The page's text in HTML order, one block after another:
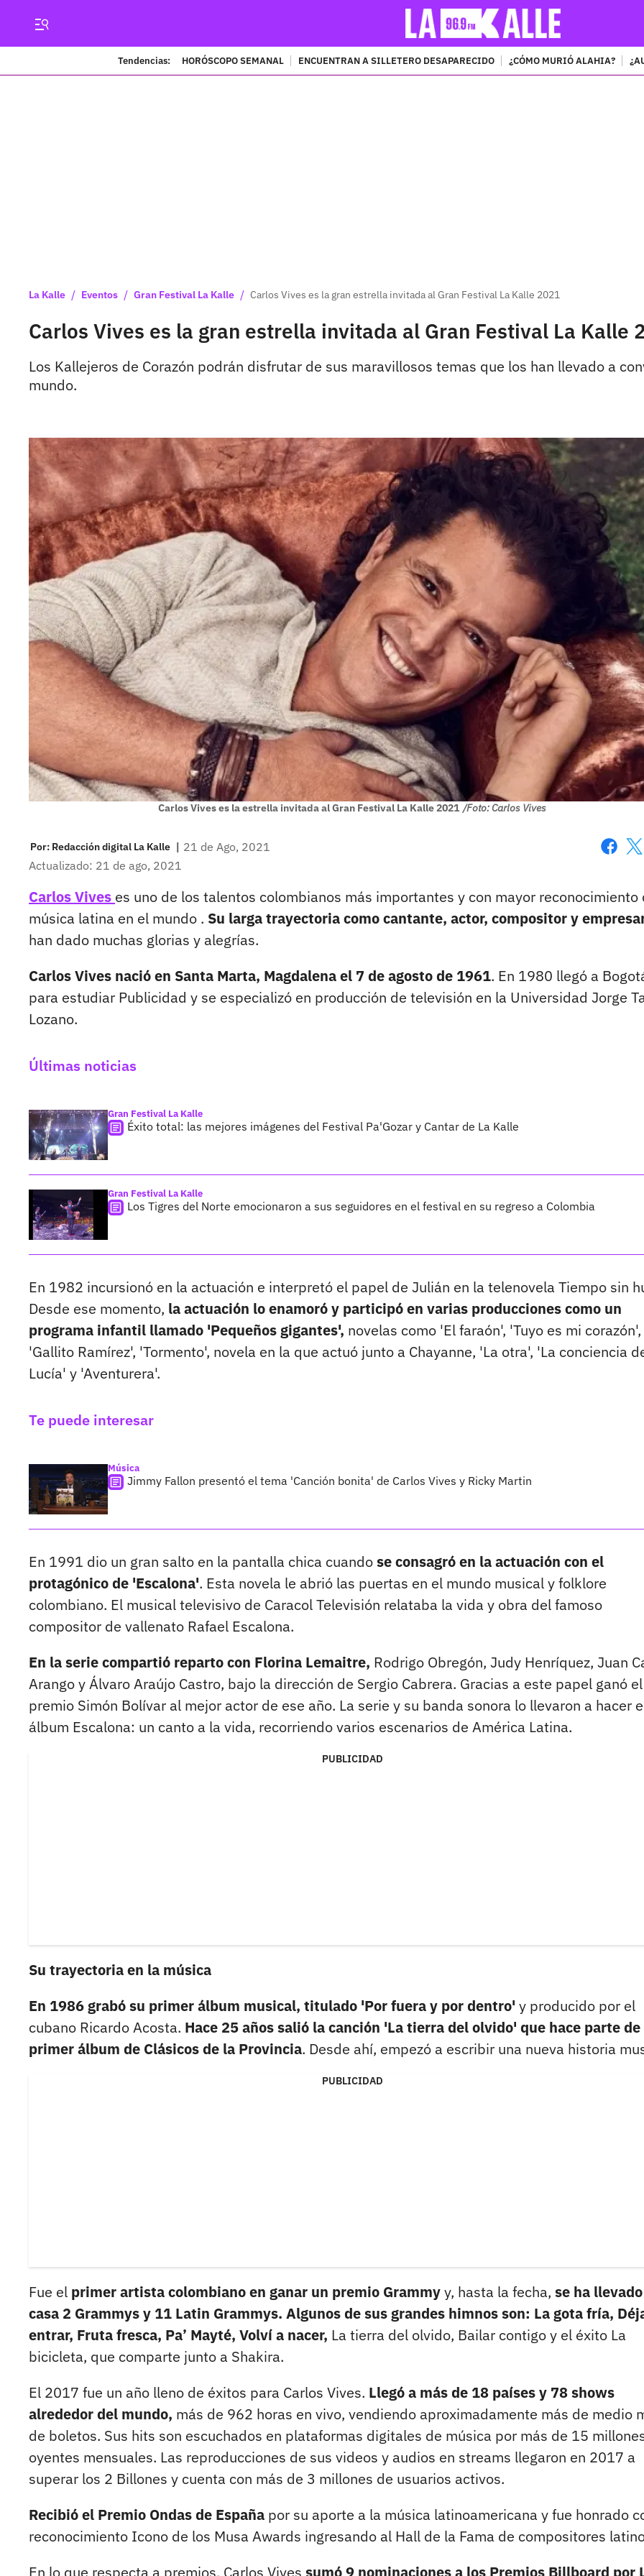
Tendencias: HORÓSCOPO SEMANAL ENCUENTRAN A SILLETERO DESAPARECIDO ¿CÓMO MURIÓ ALAHIA?
La Kalle / Eventos / Gran Festival La Kalle / Carlos Vives es la gran estrella invitada al Gran Festival La Kalle 2021
Carlos Vives es la gran estrella invitada al Gran Festival La Kalle
Los Kallejeros de Corazón podrán disfrutar de sus maravillosos temas que los han llevado a
mundo.
Carlos Vives es la estrella invitada al Gran Festival La Kalle 2021 /Foto: Carlos Vives
Por: Redacción digital La Kalle | 21 de Ago, 2021
Actualizado: 21 de ago, 2021
Carlos Vives es uno de los talentos colombianos más importantes y con mayor reconocimiento
música latina en el mundo . Su larga trayectoria como cantante, actor, compositor y
han dado muchas glorias y alegrías.
Carlos Vives nació en Santa Marta, Magdalena el 7 de agosto de 1961. En 1980 llegó a
para estudiar Publicidad y se especializó en producción de televisión en la Universidad Jorge
Lozano.
Últimas noticias
Gran Festival La Kalle
Éxito total: las mejores imágenes del Festival Pa'Gozar y Cantar de La Kalle
Gran Festival La Kalle
Los Tigres del Norte emocionaron a sus seguidores en el festival en su regreso a Colombia
En 1982 incursionó en la actuación e interpretó el papel de Julián en la telenovela Tiempo sin
Desde ese momento, la actuación lo enamoró y participó en varias producciones como un
programa infantil llamado 'Pequeños gigantes', novelas como 'El faraón', 'Tuyo es mi corazón',
'Gallito Ramírez', 'Tormento', novela en la que actuó junto a Chayanne, 'La otra', 'La conciencia
Lucía' y 'Aventurera'.
Te puede interesar
Música
Jimmy Fallon presentó el tema 'Canción bonita' de Carlos Vives y Ricky Martin
En 1991 dio un gran salto en la pantalla chica cuandose consagró en la actuación con el
protagónico de 'Escalona'. Esta novela le abrió las puertas en el mundo musical y folklore
colombiano. El musical televisivo de Caracol Televisión relataba la vida y obra del famoso
compositor de vallenato Rafael Escalona.
En la serie compartió reparto con Florina Lemaitre, Rodrigo Obregón, Judy Henríquez, Juan
Arango y Álvaro Araújo Castro, bajo la dirección de Sergio Cabrera. Gracias a este papel ganó el
premio Simón Bolívar al mejor actor de ese año. La serie y su banda sonora lo llevaron a hacer
álbum Escalona: un canto a la vida, recorriendo varios escenarios de América Latina.
PUBLICIDAD
Su trayectoria en la música
En 1986 grabó su primer álbum musical, titulado 'Por fuera y por dentro' y producido por el
cubano Ricardo Acosta. Hace 25 años salió la canción 'La tierra del olvido' que hace parte de
primer álbum de Clásicos de la Provincia. Desde ahí, empezó a escribir una nueva historia
PUBLICIDAD
Fue el primer artista colombiano en ganar un premio Grammyy, hasta la fecha, se ha
casa 2 Grammys y 11 Latin Grammys. Algunos de sus grandes himnos son: La gota fría,
entrar, Fruta fresca, Pa’ Mayté, Volví a nacer, La tierra del olvido, Bailar contigo y el éxito La
bicicleta, que comparte junto a Shakira.
El 2017 fue un año lleno de éxitos para Carlos Vives. Llegó a más de 18 países y 78 shows
alrededor del mundo, más de 962 horas en vivo, vendiendo aproximadamente más de medio
de boletos. Sus hits son escuchados en plataformas digitales de música por más de 15
oyentes mensuales. Las reproducciones de sus videos y audios en streams llegaron en 2017 a
superar los 2 Billones y cuenta con más de 3 millones de usuarios activos.
Recibió el Premio Ondas de España por su aporte a la música latinoamericana y fue honrado
reconocimiento Icono de los Musa Awards ingresando al Hall de la Fama de compositores